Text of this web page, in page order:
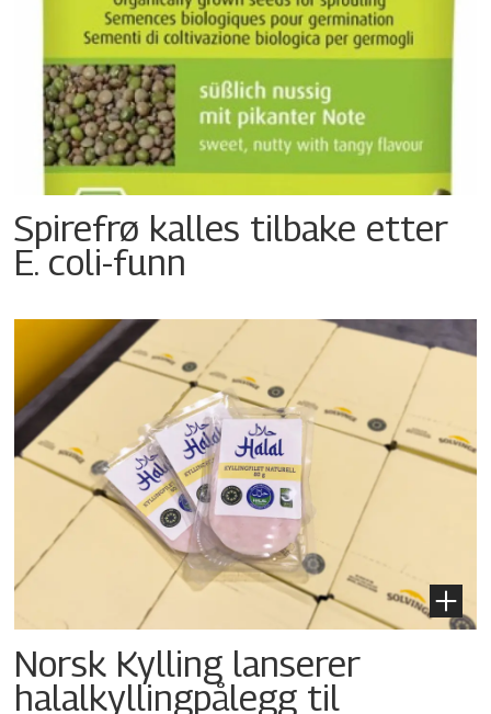
Spirefrø kalles tilbake etter
E. coli-funn
Norsk Kylling lanserer
halalkyllingpålegg til